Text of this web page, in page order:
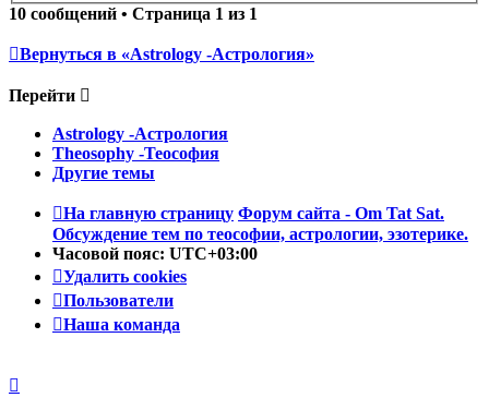
10 сообщений • Страница 1 из 1
Вернуться в «Astrology -Астрология»
Перейти
Astrology -Астрология
Theosophy -Теософия
Другие темы
На главную страницу Форум сайта - Om Tat Sat.
Обсуждение тем по теософии, астрологии, эзотерике.
Часовой пояс: UTC+03:00
Удалить cookies
Пользователи
Наша команда